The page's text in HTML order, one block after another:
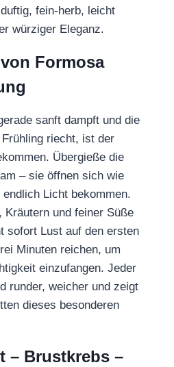
fein‑herb, leicht
würziger Eleganz.
Formosa
sanft dampft und die
riecht, ist der
Übergieße die
– sie öffnen sich wie
Licht bekommen.
Kräutern und feiner Süße
sofort Lust auf den ersten
Minuten reichen, um
einzufangen. Jeder
runder, weicher und zeigt
dieses besonderen
– Brustkrebs –